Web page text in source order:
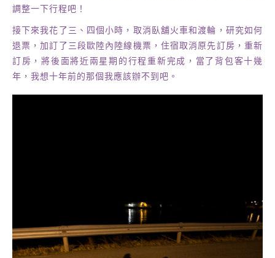
棄，我一定會後悔，如果已經努力試過去做卻沒有獲得預期的
結果，我不會後悔。」心中閃過這樣的念頭時，當下決定那就
調整一下行程吧！
接下來我花了三、四個小時，取消臥舖火車和渡輪，研究如何
退票，加訂了三段歐陸內陸線機票，住宿取消原先訂房，重新